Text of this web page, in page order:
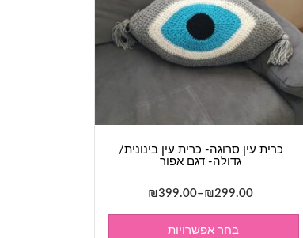
כרית עין סרוגה- כרית עין בינונית/
גדולה- דגם אפור
₪299.00
–
₪399.00
טווח
בחר אפשרויות